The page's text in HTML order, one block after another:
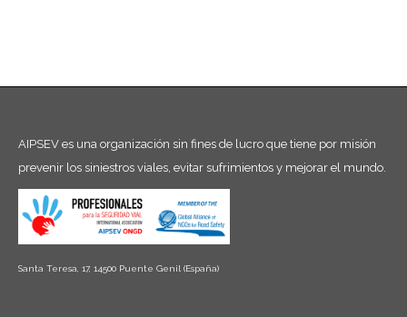
AIPSEV es una organización sin fines de lucro que tiene por misión
prevenir los siniestros viales, evitar sufrimientos y mejorar el mundo.
Santa Teresa, 17, 14500 Puente Genil (España)